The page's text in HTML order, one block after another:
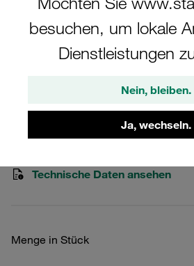
besuchen, um lokale
Dienstleistungen
Nein, bleiben.
Ja, wechseln.
Komplettschelle
Baureihe Gr. 4S Ø25/
Polypropylen W3
Deckplatte AS-
STAUFF Materialnr. 1110015397
Technische Daten ansehen
Menge in Stück